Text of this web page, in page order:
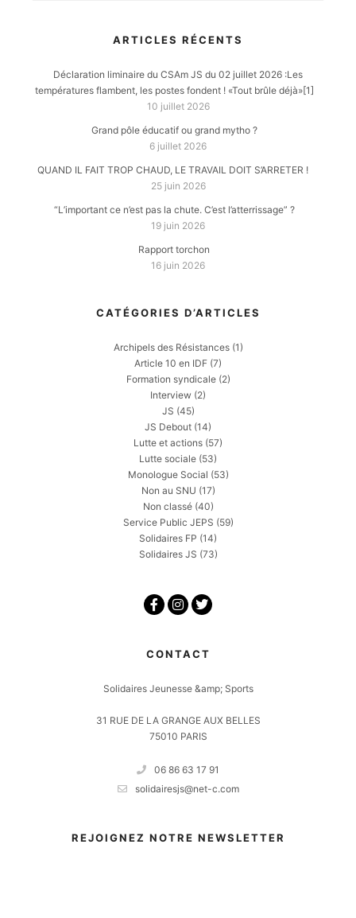
ARTICLES RÉCENTS
Déclaration liminaire du CSAm JS du 02 juillet 2026 :Les
températures flambent, les postes fondent ! «Tout brûle déjà»[1]
10 juillet 2026
Grand pôle éducatif ou grand mytho ?
6 juillet 2026
QUAND IL FAIT TROP CHAUD, LE TRAVAIL DOIT S’ARRETER !
25 juin 2026
“L’important ce n’est pas la chute. C’est l’atterrissage” ?
19 juin 2026
Rapport torchon
16 juin 2026
CATÉGORIES D’ARTICLES
Archipels des Résistances(1)
Article 10 en IDF (7)
Formation syndicale(2)
Interview (2)
JS (45)
JS Debout (14)
Lutte et actions (57)
Lutte sociale (53)
Monologue Social (53)
Non au SNU (17)
Non classé(40)
Service Public JEPS (59)
Solidaires FP (14)
Solidaires JS (73)
CONTACT
Solidaires Jeunesse &amp; Sports
31 RUE DE LA GRANGE AUX BELLES
75010 PARIS
06 86 63 17 91
solidairesjs@net-c.com
REJOIGNEZ NOTRE NEWSLETTER